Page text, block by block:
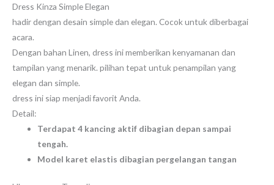
Dress Kinza Simple Elegan
hadir dengan desain simple dan elegan. Cocok untuk diberbagai
acara.
Dengan bahan Linen, dress ini memberikan kenyamanan dan
tampilan yang menarik. pilihan tepat untuk penampilan yang
elegan dan simple.
dress ini siap menjadi favorit Anda.
Detail:
Terdapat 4 kancing aktif dibagian depan sampai
tengah.
Model karet elastis dibagian pergelangan tangan